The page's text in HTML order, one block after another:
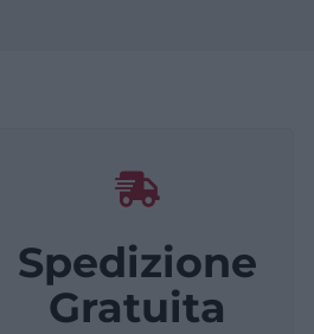
Spedizione
Gratuita